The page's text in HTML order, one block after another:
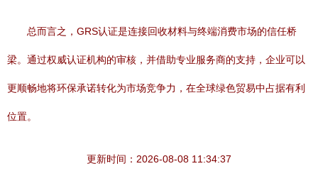
总而言之，GRS认证是连接回收材料与终端消费市场的信任桥
梁。通过权威认证机构的审核，并借助专业服务商的支持，企业可以
更顺畅地将环保承诺转化为市场竞争力，在全球绿色贸易中占据有利
位置。
更新时间：2026-08-08 11:34:37